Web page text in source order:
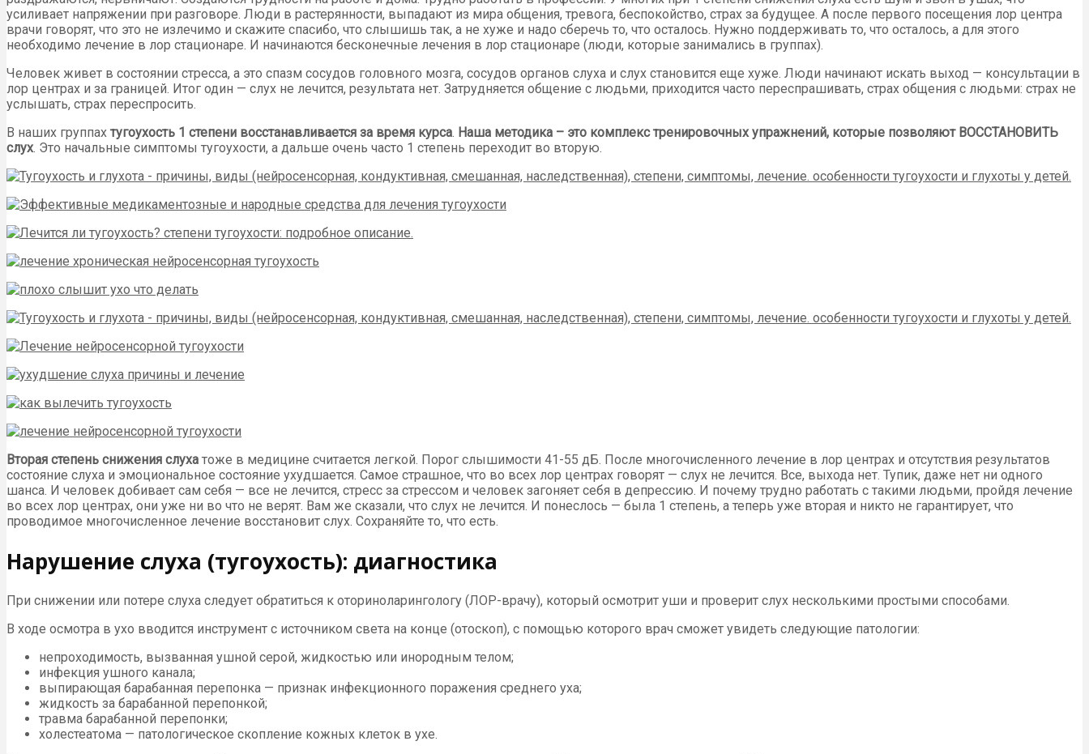
усиливает напряжении при разговоре. Люди в растерянности, выпадают из мира общения, тревога, беспокойство, страх за будущее. А после первого посещения лор центра
врачи говорят, что это не излечимо и скажите спасибо, что слышишь так, а не хуже и надо сберечь то, что осталось. Нужно поддерживать то, что осталось, а для этого
необходимо лечение в лор стационаре. И начинаются бесконечные лечения в лор стационаре (люди, которые занимались в группах).
Человек живет в состоянии стресса, а это спазм сосудов головного мозга, сосудов органов слуха и слух становится еще хуже. Люди начинают искать выход — консультации в
лор центрах и за границей. Итог один — слух не лечится, результата нет. Затрудняется общение с людьми, приходится часто переспрашивать, страх общения с людьми: страх не
услышать, страх переспросить.
В наших группах тугоухость 1 степени восстанавливается за время курса. Наша методика – это комплекс тренировочных упражнений, которые позволяют ВОССТАНОВИТЬ
слух. Это начальные симптомы тугоухости, а дальше очень часто 1 степень переходит во вторую.
Вторая степень снижения слуха тоже в медицине считается легкой. Порог слышимости 41-55 дБ. После многочисленного лечение в лор центрах и отсутствия результатов
состояние слуха и эмоциональное состояние ухудшается. Самое страшное, что во всех лор центрах говорят — слух не лечится. Все, выхода нет. Тупик, даже нет ни одного
шанса. И человек добивает сам себя — все не лечится, стресс за стрессом и человек загоняет себя в депрессию. И почему трудно работать с такими людьми, пройдя лечение
во всех лор центрах, они уже ни во что не верят. Вам же сказали, что слух не лечится. И понеслось — была 1 степень, а теперь уже вторая и никто не гарантирует, что
проводимое многочисленное лечение восстановит слух. Сохраняйте то, что есть.
Нарушение слуха (тугоухость): диагностика
При снижении или потере слуха следует обратиться к оториноларингологу (ЛОР-врачу), который осмотрит уши и проверит слух несколькими простыми способами.
В ходе осмотра в ухо вводится инструмент с источником света на конце (отоскоп), с помощью которого врач сможет увидеть следующие патологии:
непроходимость, вызванная ушной серой, жидкостью или инородным телом;
инфекция ушного канала;
выпирающая барабанная перепонка — признак инфекционного поражения среднего уха;
жидкость за барабанной перепонкой;
травма барабанной перепонки;
холестеатома — патологическое скопление кожных клеток в ухе.